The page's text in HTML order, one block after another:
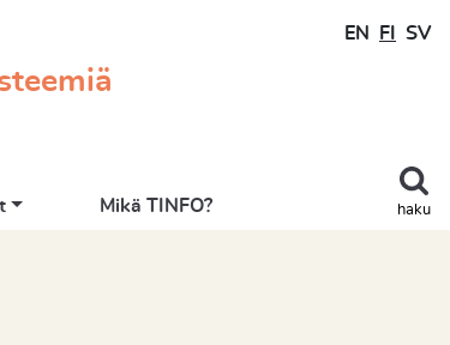
EN FI SV
haku
Mikä TINFO?